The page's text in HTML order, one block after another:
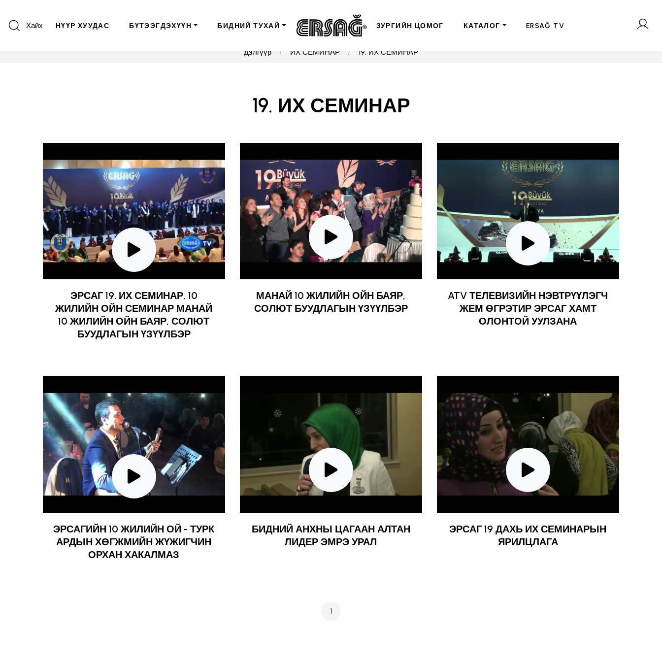
Хайх НҮҮР ХУУДАС БҮТЭЭГДЭХҮҮН БИДНИЙ ТУХАЙ ЗУРГИЙН ЦОМОГ КАТАЛОГ ERSAĞ TV
Дэлгүүр ИХ СЕМИНАР 19. ИХ СЕМИНАР
19. ИХ СЕМИНАР
ЭРСАГ 19. ИХ СЕМИНАР, 10
ЖИЛИЙН ОЙН СЕМИНАР МАНАЙ
10 ЖИЛИЙН ОЙН БАЯР, СОЛЮТ
БУУДЛАГЫН ҮЗҮҮЛБЭР
МАНАЙ 10 ЖИЛИЙН ОЙН БАЯР,
СОЛЮТ БУУДЛАГЫН ҮЗҮҮЛБЭР
ATV ТЕЛЕВИЗИЙН НЭВТРҮҮЛЭГЧ
ЖЕМ ӨГРЭТИР ЭРСАГ ХАМТ
ОЛОНТОЙ УУЛЗАНА
ЭРСАГИЙН 10 ЖИЛИЙН ОЙ - ТУРК
АРДЫН ХӨГЖМИЙН ЖҮЖИГЧИН
ОРХАН ХАКАЛМАЗ
БИДНИЙ АНХНЫ ЦАГААН АЛТАН
ЛИДЕР ЭМРЭ УРАЛ
ЭРСАГ 19 ДАХЬ ИХ СЕМИНАРЫН
ЯРИЛЦЛАГА
1